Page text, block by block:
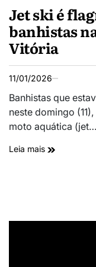
Jet ski é
banhistas
Vitória
11/01/2026
Banhistas que
neste domingo
moto aquática (jet…
Leia mais